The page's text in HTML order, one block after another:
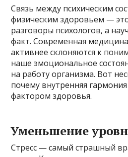
Связь между психическим
физическим здоровьем —
разговоры психологов, а
факт. Современная медицина
активнее склоняются к
наше эмоциональное
на работу организма. Вот
почему внутренняя
фактором здоровья.
Уменьшение
Стресс — самый страшный